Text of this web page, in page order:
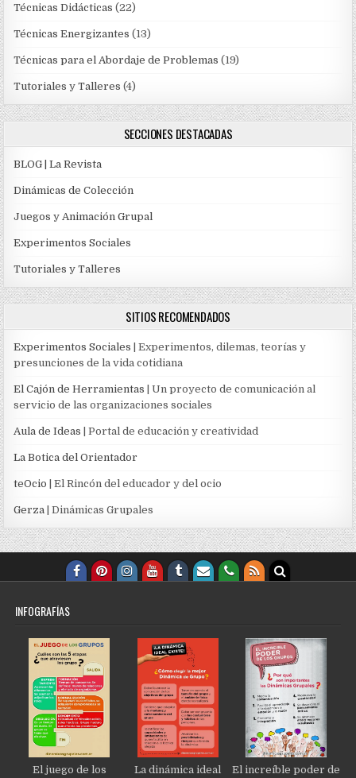
Técnicas Didácticas (22)
Técnicas Energizantes (13)
Técnicas para el Abordaje de Problemas (19)
Tutoriales y Talleres (4)
SECCIONES DESTACADAS
BLOG | La Revista
Dinámicas de Colección
Juegos y Animación Grupal
Experimentos Sociales
Tutoriales y Talleres
SITIOS RECOMENDADOS
Experimentos Sociales | Experimentos, dilemas, teorías y
presunciones de la vida cotidiana
El Cajón de Herramientas | Un proyecto de comunicación al
servicio de las organizaciones sociales
Aula de Ideas | Portal de educación y creatividad
La Botica del Orientador
teOcio | El Rincón del educador y del ocio
Gerza | Dinámicas Grupales
INFOGRAFÍAS
El juego de los
La dinámica ideal
El increíble poder de